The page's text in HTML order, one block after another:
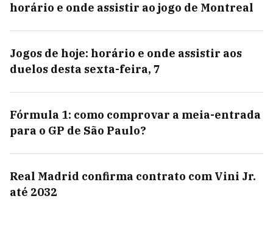
horário e onde assistir ao jogo de Montreal
Jogos de hoje: horário e onde assistir aos
duelos desta sexta-feira, 7
Fórmula 1: como comprovar a meia-entrada
para o GP de São Paulo?
Real Madrid confirma contrato com Vini Jr.
até 2032